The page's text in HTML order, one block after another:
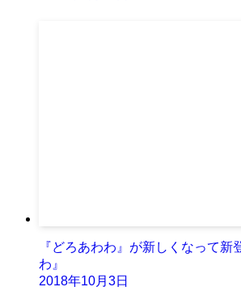
『どろあわわ』が新しくなって新
わ』
2018年10月3日